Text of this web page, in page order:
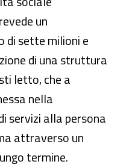
un
di sette milioni e
di una struttura
letto, che a
nella
servizi alla persona
attraverso un
termine.